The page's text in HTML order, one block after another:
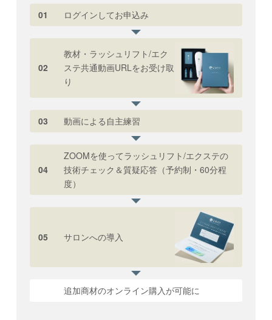
2026年2月2日改定
01 ログインしてお申込み
02
教材・ラッシュリフト/エク
ステ共通動画URLをお受け取
り
03 動画による自主練習
04
ZOOMを使ってラッシュリフト/エクステの
技術チェック＆質疑応答（予約制・60分程
度）
05 サロンへの導入
追加商材のオンライン購入が可能に